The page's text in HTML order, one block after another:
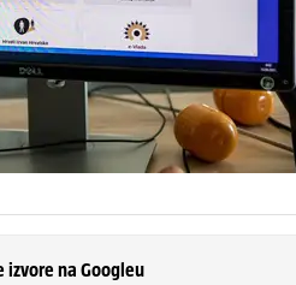
na Googleu